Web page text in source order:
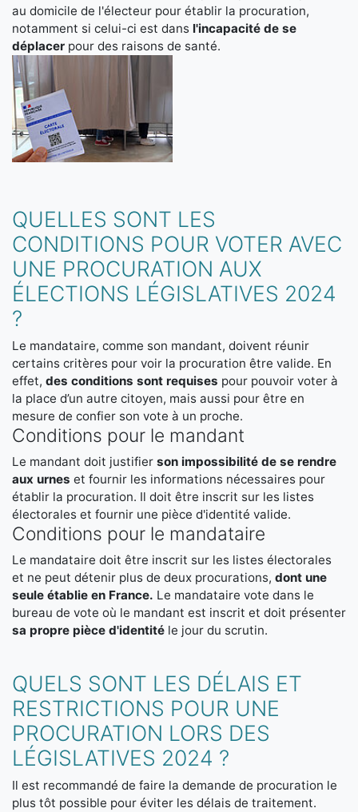
au domicile de l'électeur pour établir la procuration,
notamment si celui-ci est dans l'incapacité de se
déplacer pour des raisons de santé.
QUELLES SONT LES
CONDITIONS POUR VOTER AVEC
UNE PROCURATION AUX
ÉLECTIONS LÉGISLATIVES 2024
?
Le mandataire, comme son mandant, doivent réunir
certains critères pour voir la procuration être valide. En
effet, des conditions sont requises pour pouvoir voter à
la place d’un autre citoyen, mais aussi pour être en
mesure de confier son vote à un proche.
Conditions pour le mandant
Le mandant doit justifier son impossibilité de se rendre
aux urnes et fournir les informations nécessaires pour
établir la procuration. Il doit être inscrit sur les listes
électorales et fournir une pièce d'identité valide.
Conditions pour le mandataire
Le mandataire doit être inscrit sur les listes électorales
et ne peut détenir plus de deux procurations, dont une
seule établie en France. Le mandataire vote dans le
bureau de vote où le mandant est inscrit et doit présenter
sa propre pièce d'identité le jour du scrutin.
QUELS SONT LES DÉLAIS ET
RESTRICTIONS POUR UNE
PROCURATION LORS DES
LÉGISLATIVES 2024 ?
Il est recommandé de faire la demande de procuration le
plus tôt possible pour éviter les délais de traitement.